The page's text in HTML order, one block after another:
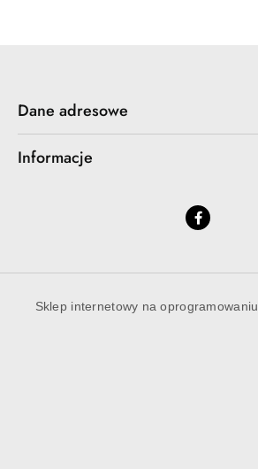
Dane adresowe
Informacje
Sklep internetowy na oprogramowaniu